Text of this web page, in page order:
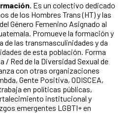
Es un colectivo dedicado
de los Hombres Trans (HT) y las
Género Femenino Asignado al
Promueve la formación y
de las transmasculinidades y da
de esta población. Forma
/ Red de la Diversidad Sexual de
con otras organizaciones
Gente Positiva, ODISCEA,
en políticas públicas,
institucional y
emergentes LGBTI+ en